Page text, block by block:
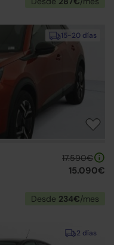
15-20 días
17.590€
15.090€
Desde 234€/mes
2 días